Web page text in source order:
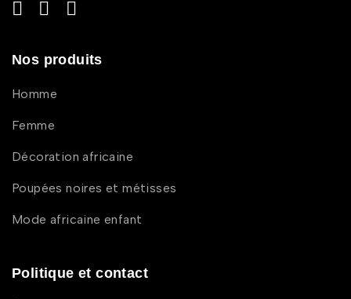
Nos produits
Homme
Femme
Décoration africaine
Poupées noires et métisses
Mode africaine enfant
Politique et contact